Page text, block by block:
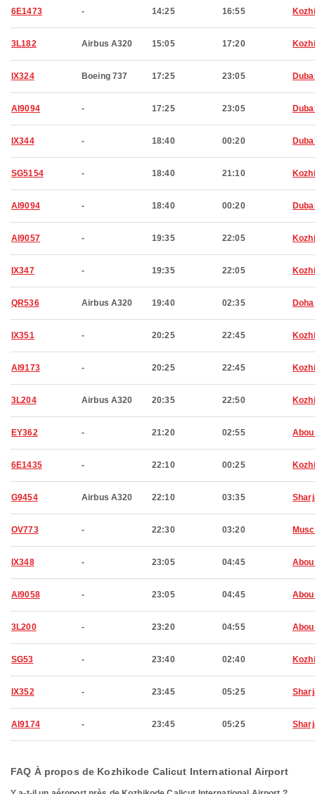
6E1473 - 14:25 16:55
3L182 Airbus A320 15:05 17:20
IX324 Boeing 737 17:25 23:05
AI9094 - 17:25 23:05
IX344 - 18:40 00:20
SG5154 - 18:40 21:10
AI9094 - 18:40 00:20
AI9057 - 19:35 22:05
IX347 - 19:35 22:05
QR536 Airbus A320 19:40 02:35 Doha
IX351 - 20:25 22:45
AI9173 - 20:25 22:45
3L204 Airbus A320 20:35 22:50
EY362 - 21:20 02:55
6E1435 - 22:10 00:25
G9454 Airbus A320 22:10 03:35
OV773 - 22:30 03:20
IX348 - 23:05 04:45
AI9058 - 23:05 04:45
3L200 - 23:20 04:55
SG53 - 23:40 02:40
IX352 - 23:45 05:25
AI9174 - 23:45 05:25
FAQ À propos de Kozhikode Calicut International Airport